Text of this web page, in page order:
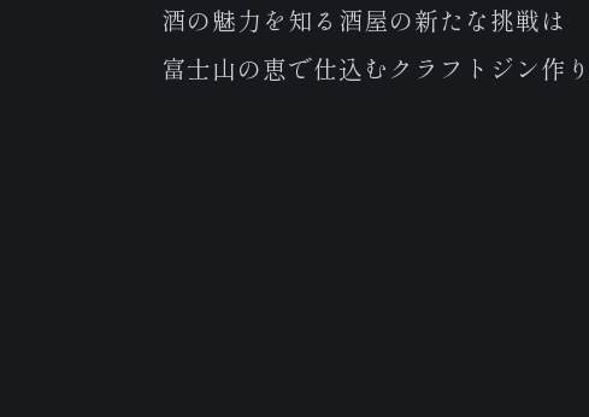
酒の魅力を知る酒屋の新たな挑戦は
富士山の恵で仕込むクラフトジン作り